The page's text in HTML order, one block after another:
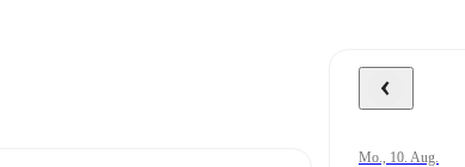
Mo., 10. Aug.